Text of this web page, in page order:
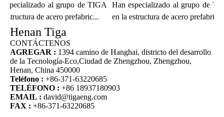
al grupo de TIGA
de acero prefabric...
Han especializado al grupo de TIGA
en la estructura de acero prefabric...
Henan Tiga
CONTÁCTENOS
AGREGAR : 1394 camino de Hanghai, districto del desarrollo
de la Tecnología-Eco,Ciudad de Zhengzhou, Zhengzhou,
Henan, China 450000
Teléfono : +86-371-63220685
TELÉFONO : +86 18937180903
EMAIL : david@tigaeng.com
FAX : +86-371-63220685